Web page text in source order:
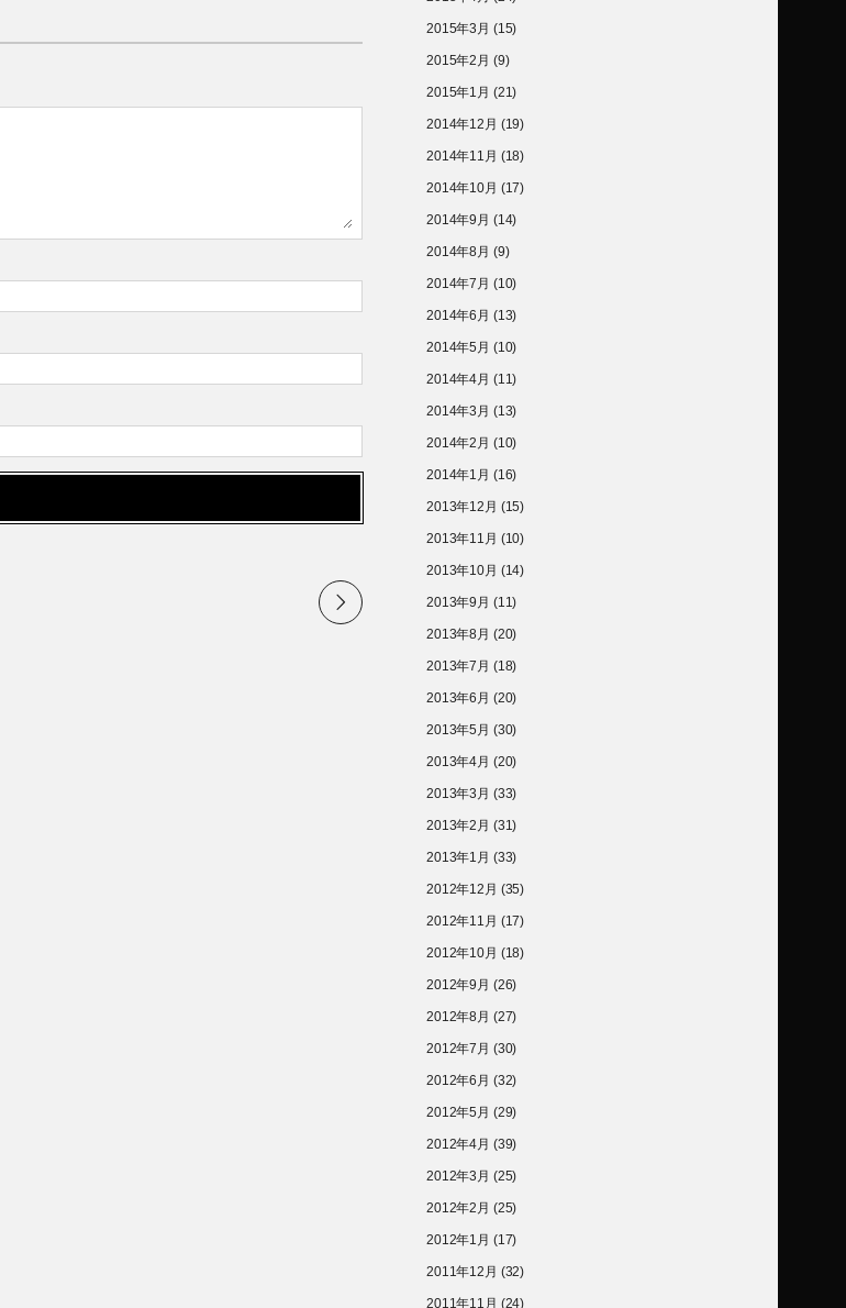
2015年3月 (15)
2015年2月 (9)
2015年1月 (21)
2014年12月 (19)
2014年11月 (18)
2014年10月 (17)
2014年9月 (14)
2014年8月 (9)
2014年7月 (10)
2014年6月 (13)
2014年5月 (10)
2014年4月 (11)
2014年3月 (13)
2014年2月 (10)
2014年1月 (16)
2013年12月 (15)
2013年11月 (10)
2013年10月 (14)
2013年9月 (11)
2013年8月 (20)
2013年7月 (18)
2013年6月 (20)
2013年5月 (30)
2013年4月 (20)
2013年3月 (33)
2013年2月 (31)
2013年1月 (33)
2012年12月 (35)
2012年11月 (17)
2012年10月 (18)
2012年9月 (26)
2012年8月 (27)
2012年7月 (30)
2012年6月 (32)
2012年5月 (29)
2012年4月 (39)
2012年3月 (25)
2012年2月 (25)
2012年1月 (17)
2011年12月 (32)
2011年11月 (24)